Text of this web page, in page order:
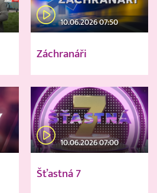
10.06.2026 07:50
Záchranáři
10.06.2026 07:00
Šťastná 7